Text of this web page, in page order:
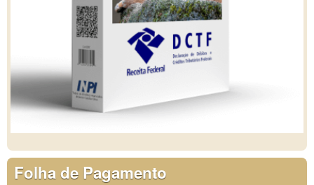
Folha de Pagamento